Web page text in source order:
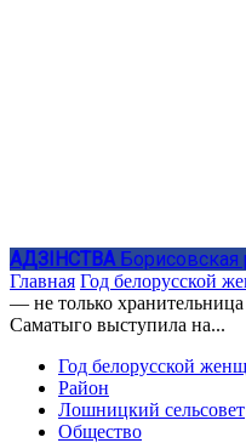
АДЗIНСТВА Борисовская
Главная Год белорусской
— не только
Саматыго выступила на...
Год белорусской
Район
Лошницкий сельсовет
Общество